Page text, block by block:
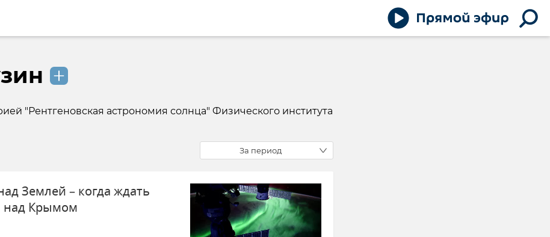
"Рентгеновская астрономия солнца" Физического института
За период
Землей – когда ждать
над Крымом